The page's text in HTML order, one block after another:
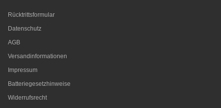
Rücktrittsformular
Datenschutz
AGB
Versandinformationen
Impressum
Batteriegesetzhinweise
Widerrufsrecht